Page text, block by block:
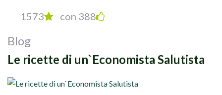
1573 con 388
Blog
Le ricette di un`Economista Salutista